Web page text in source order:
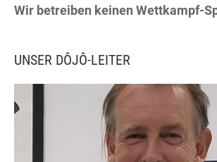
Wir betreiben keinen Wettkampf-
UNSER DÔJÔ-LEITER